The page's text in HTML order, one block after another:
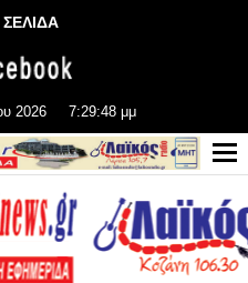
2026 7:29:48 μμ